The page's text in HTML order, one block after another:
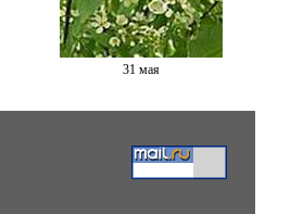
31 мая